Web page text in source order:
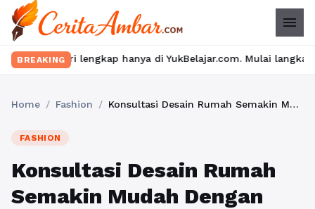
menu
BREAKING
hanya di YukBelajar.com. Mulai langkah suksesmu hari
Home / Fashion / Konsultasi Desain Rumah Semakin Mudah Dengan Jasa Arsitek Online dari Emporio Architect
FASHION
Konsultasi Desain Rumah
Semakin Mudah Dengan